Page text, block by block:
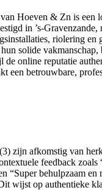
Hoeven & Zn is een
in
riolering en
solide vakmanschap,
de online reputatie
een betrouwbare,
zijn afkomstig van
feedback
“Super behulpzaam en
wijst op authentieke